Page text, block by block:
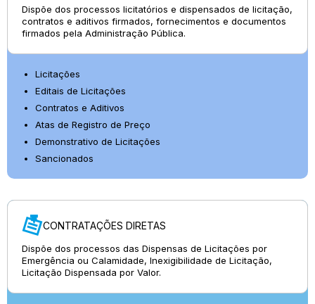
Dispõe dos processos licitatórios e dispensados de licitação,
contratos e aditivos firmados, fornecimentos e documentos
firmados pela Administração Pública.
Licitações
Editais de Licitações
Contratos e Aditivos
Atas de Registro de Preço
Demonstrativo de Licitações
Sancionados
CONTRATAÇÕES DIRETAS
Dispõe dos processos das Dispensas de Licitações por
Emergência ou Calamidade, Inexigibilidade de Licitação,
Licitação Dispensada por Valor.